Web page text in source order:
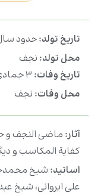
تاریخ تولد:حدود سال ۱۳۱۴
محل تولد: نجف
تاریخ وفات: ۳ جمادی‌الاول ۱۳۷۷ ه‍.ق
محل وفات: نجف
آثار:ماضی النجف و
کفایة المکاسب و
اساتید: شیخ
علی ایروانی، شیخ